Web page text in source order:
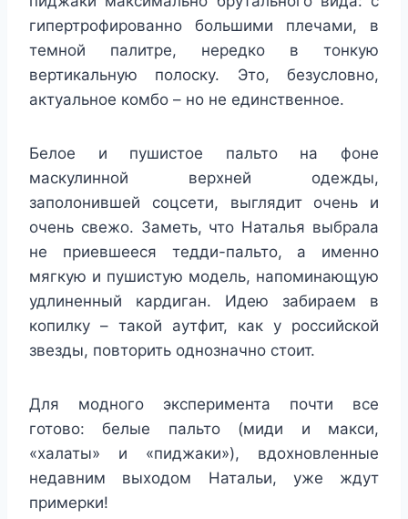
гипертрофированно большими плечами, в
темной палитре, нередко в тонкую
вертикальную полоску. Это, безусловно,
актуальное комбо – но не единственное.
Белое и пушистое пальто на фоне
маскулинной верхней одежды,
заполонившей соцсети, выглядит очень и
очень свежо. Заметь, что Наталья выбрала
не приевшееся тедди-пальто, а именно
мягкую и пушистую модель, напоминающую
удлиненный кардиган. Идею забираем в
копилку – такой аутфит, как у российской
звезды, повторить однозначно стоит.
Для модного эксперимента почти все
готово: белые пальто (миди и макси,
«халаты» и «пиджаки»), вдохновленные
недавним выходом Натальи, уже ждут
примерки!